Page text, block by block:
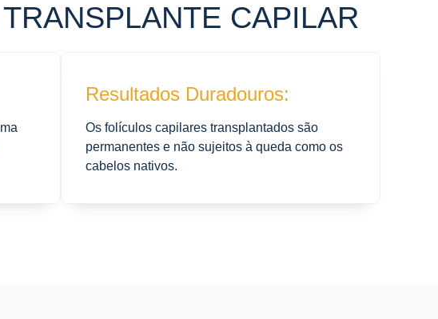
CAPILAR
Resultados Duradouros:
Os folículos capilares transplantados são
permanentes e não sujeitos à queda como os
cabelos nativos.